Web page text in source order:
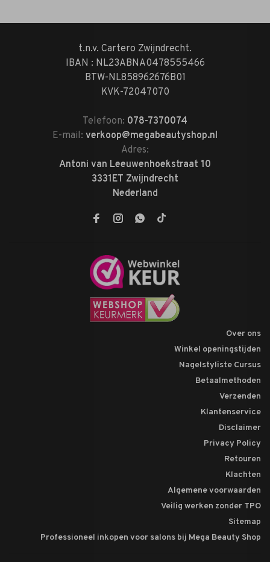
t.n.v. Cartero Zwijndrecht.
IBAN : NL23ABNA0478555466
BTW-NL858962676B01
KVK-72047070
Telefoon: 078-7370074
E-mail: verkoop@megabeautyshop.nl
Adres:
Antoni van Leeuwenhoekstraat 10
3331ET Zwijndrecht
Nederland
Over ons
Winkel openingstijden
Nagelstyliste Cursus
Betaalmethoden
Verzenden
Klantenservice
Disclaimer
Privacy Policy
Retouren
Klachten
Algemene voorwaarden
Veilig werken zonder TPO
Sitemap
Professioneel inkopen voor salons bij Mega Beauty Shop